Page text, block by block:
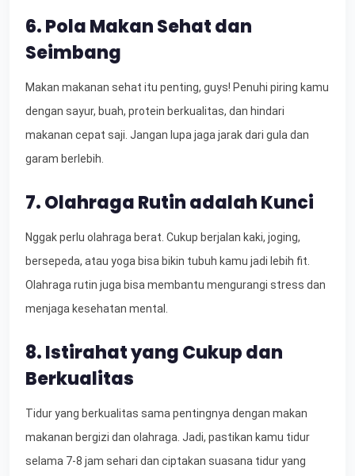
6. Pola Makan Sehat dan
Seimbang
Makan makanan sehat itu penting, guys! Penuhi piring kamu
dengan sayur, buah, protein berkualitas, dan hindari
makanan cepat saji. Jangan lupa jaga jarak dari gula dan
garam berlebih.
7. Olahraga Rutin adalah Kunci
Nggak perlu olahraga berat. Cukup berjalan kaki, joging,
bersepeda, atau yoga bisa bikin tubuh kamu jadi lebih fit.
Olahraga rutin juga bisa membantu mengurangi stress dan
menjaga kesehatan mental.
8. Istirahat yang Cukup dan
Berkualitas
Tidur yang berkualitas sama pentingnya dengan makan
makanan bergizi dan olahraga. Jadi, pastikan kamu tidur
selama 7-8 jam sehari dan ciptakan suasana tidur yang